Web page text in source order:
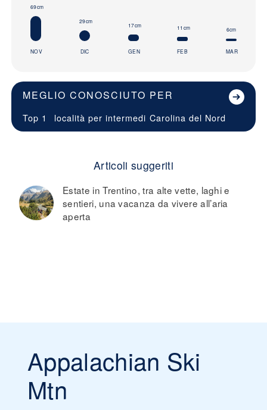
69cm
NOV
29cm
DIC
17cm
GEN
11cm
FEB
6cm
MAR
MEGLIO CONOSCIUTO PER
Top 1 località per intermedi Carolina del Nord
Articoli suggeriti
Estate in Trentino, tra alte vette, laghi e
sentieri, una vacanza da vivere all’aria
aperta
Appalachian Ski
Mtn